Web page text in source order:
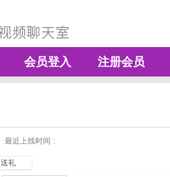
会员登入 注册会员
最近上线时间 :
送礼